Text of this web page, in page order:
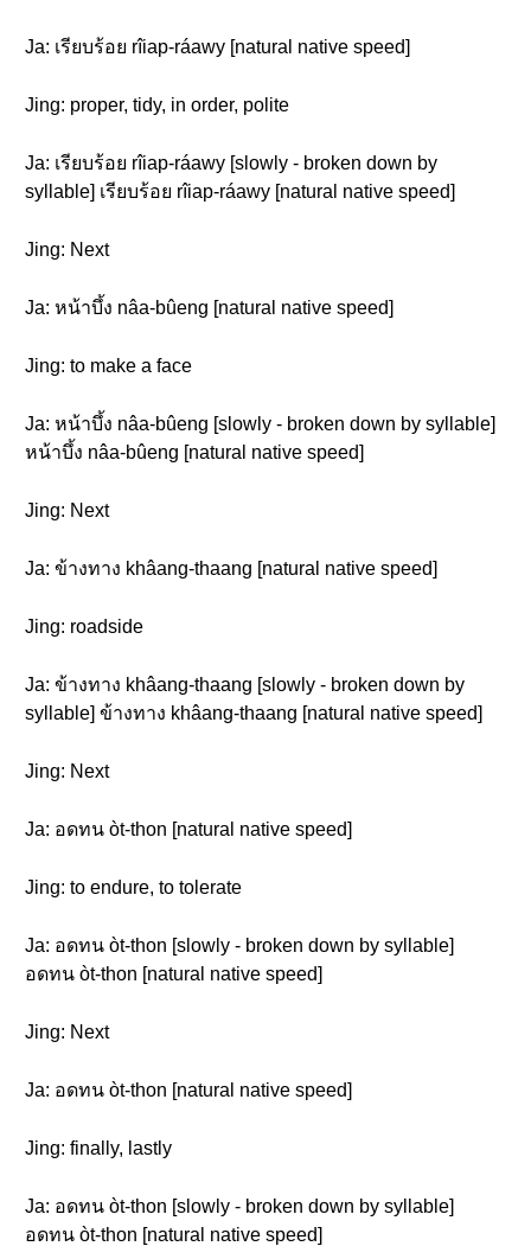
Ja: เรียบร้อย rîiap-ráawy [natural native speed]
Jing: proper, tidy, in order, polite
Ja: เรียบร้อย rîiap-ráawy [slowly - broken down by
syllable] เรียบร้อย rîiap-ráawy [natural native speed]
Jing: Next
Ja: หน้าบึ้ง nâa-bûeng [natural native speed]
Jing: to make a face
Ja: หน้าบึ้ง nâa-bûeng [slowly - broken down by syllable]
หน้าบึ้ง nâa-bûeng [natural native speed]
Jing: Next
Ja: ข้างทาง khâang-thaang [natural native speed]
Jing: roadside
Ja: ข้างทาง khâang-thaang [slowly - broken down by
syllable] ข้างทาง khâang-thaang [natural native speed]
Jing: Next
Ja: อดทน òt-thon [natural native speed]
Jing: to endure, to tolerate
Ja: อดทน òt-thon [slowly - broken down by syllable]
อดทน òt-thon [natural native speed]
Jing: Next
Ja: อดทน òt-thon [natural native speed]
Jing: finally, lastly
Ja: อดทน òt-thon [slowly - broken down by syllable]
อดทน òt-thon [natural native speed]